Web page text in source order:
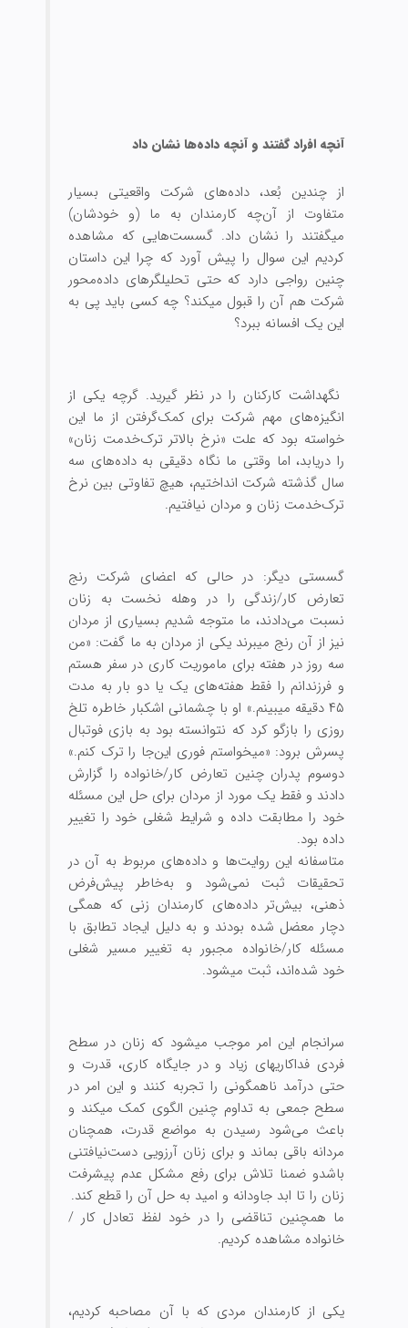
‌آنچه افراد گفتند و ‌آنچه داده‌ها نشان ‏داد
از چندین بُعد، داده‌‏های شرکت واقعیتی بسیار
متفاوت از ‌آن‌چه کارمندان به ما (و خودشان)
می‏گفتند را نشان داد. گسست‌‏هایی که مشاهده
کردیم این سوال را پیش ‏آورد که چرا این داستان
‌چنین رواجی ‌دارد که حتی تحلیلگرهای داده‌محور
شرکت هم آن را قبول می‏کند؟ چه کسی باید پی به
این یک افسانه ببرد؟
نگهداشت کارکنان را در نظر گیرید. ‌گرچه یکی از
انگیزه‌‏های مهم شرکت برای کمک‌گرفتن از ما این
خواسته بود که علت «نرخ بالاتر ترک‌خدمت زنان»
را دریابد، اما وقتی ما نگاه دقیقی به داده‌های سه
سال گذشته شرکت انداختیم، هیچ تفاوتی بین نرخ
ترک‌خدمت زنان و مردان نیافتیم.
گسستی دیگر: در حالی که اعضای شرکت رنج
تعارض کار/زندگی را در وهله نخست به زنان
نسبت می‌دادند، ما متوجه شدیم بسیاری از مردان
نیز از آن رنج می‏برند یکی از مردان به ما گفت: «من
سه روز در هفته برای ماموریت کاری در سفر هستم
و فرزندانم را فقط هفته‌ه‏ای یک یا دو بار به مدت
۴۵ دقیقه می‏بینم.» او با چشمانی اشکبار خاطره تلخ
روزی را بازگو ‏کرد که نتوانسته بود به بازی فوتبال
پسرش برود: «می‏خواستم فوری این‌جا را ترک کنم.»
دوسوم پدران چنین تعارض کار/خانواده را گزارش
‌دادند و فقط یک مورد از مردان برای حل این مسئله
خود را مطابقت داده و شرایط شغلی خود را تغییر
داده بود.
متاسفانه این روایت‌ها و داده‌های مربوط به آن در
تحقیقات ثبت نمی‏‌شود و به‌خاطر پیش‌‏فرض
ذهنی، بیش‌تر داده‌‏های کارمندان زنی که همگی
دچار معضل شده بودند و به دلیل ایجاد تطابق با
مسئله کار/خانواده مجبور به تغییر مسیر شغلی
خود شده‌‏اند، ثبت می‏شود.
سرانجام این امر موجب می‏شود که زنان در سطح
فردی فداکاری‏های زیاد و در جایگاه کاری، قدرت و
حتی درآمد ناهمگونی را تجربه کنند و این امر در
سطح جمعی به تداوم چنین الگوی کمک می‏کند و
باعث می‌شود رسیدن به مواضع قدرت، همچنان
مردانه باقی بماند و برای زنان آرزویی دست‌نیافتنی
باشدو ضمنا تلاش برای رفع مشکل عدم پیشرفت
زنان را تا ابد جاودانه و امید به حل آن را قطع کند.
ما همچنین تناقضی را در خود لفظ تعادل کار /
خانواده مشاهده کردیم.
یکی از کارمندان مردی که با آن مصاحبه کردیم،